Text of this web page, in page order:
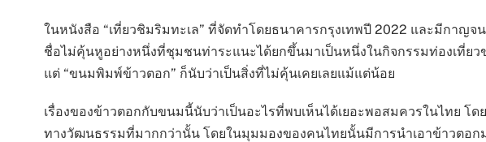
ในหนังสือ “เที่ยวชิมริมทะเล” ที่จัดทำโดยธนาคารกรุงเทพปี 2022 และมีกาญ
ชื่อไม่คุ้นหูอย่างหนึ่งที่ชุมชนท่าระแนะได้ยกขึ้นมาเป็นหนึ่งในกิจกรรมท่องเที่ย
แต่ “ขนมพิมพ์ข้าวตอก” ก็นับว่าเป็นสิ่งที่ไม่คุ้นเคยเลยแม้แต่น้อย
เรื่องของข้าวตอกกับขนมนี้นับว่าเป็นอะไรที่พบเห็นได้เยอะพอสมควรในไทย
ทางวัฒนธรรมที่มากกว่านั้น โดยในมุมมองของคนไทยนั้นมีการนำเอาข้าวตอ